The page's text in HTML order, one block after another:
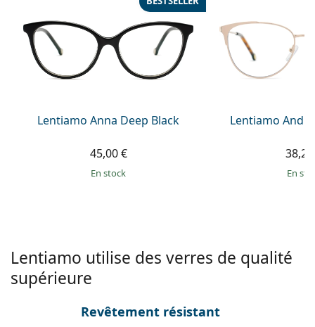
Prada
Toutes les marques
Lentiamo Anna Deep Black
45,00 €
en stock
Lentiamo
en
Lentiamo utilise des verres de qualité
supérieure
Revêtement résistant